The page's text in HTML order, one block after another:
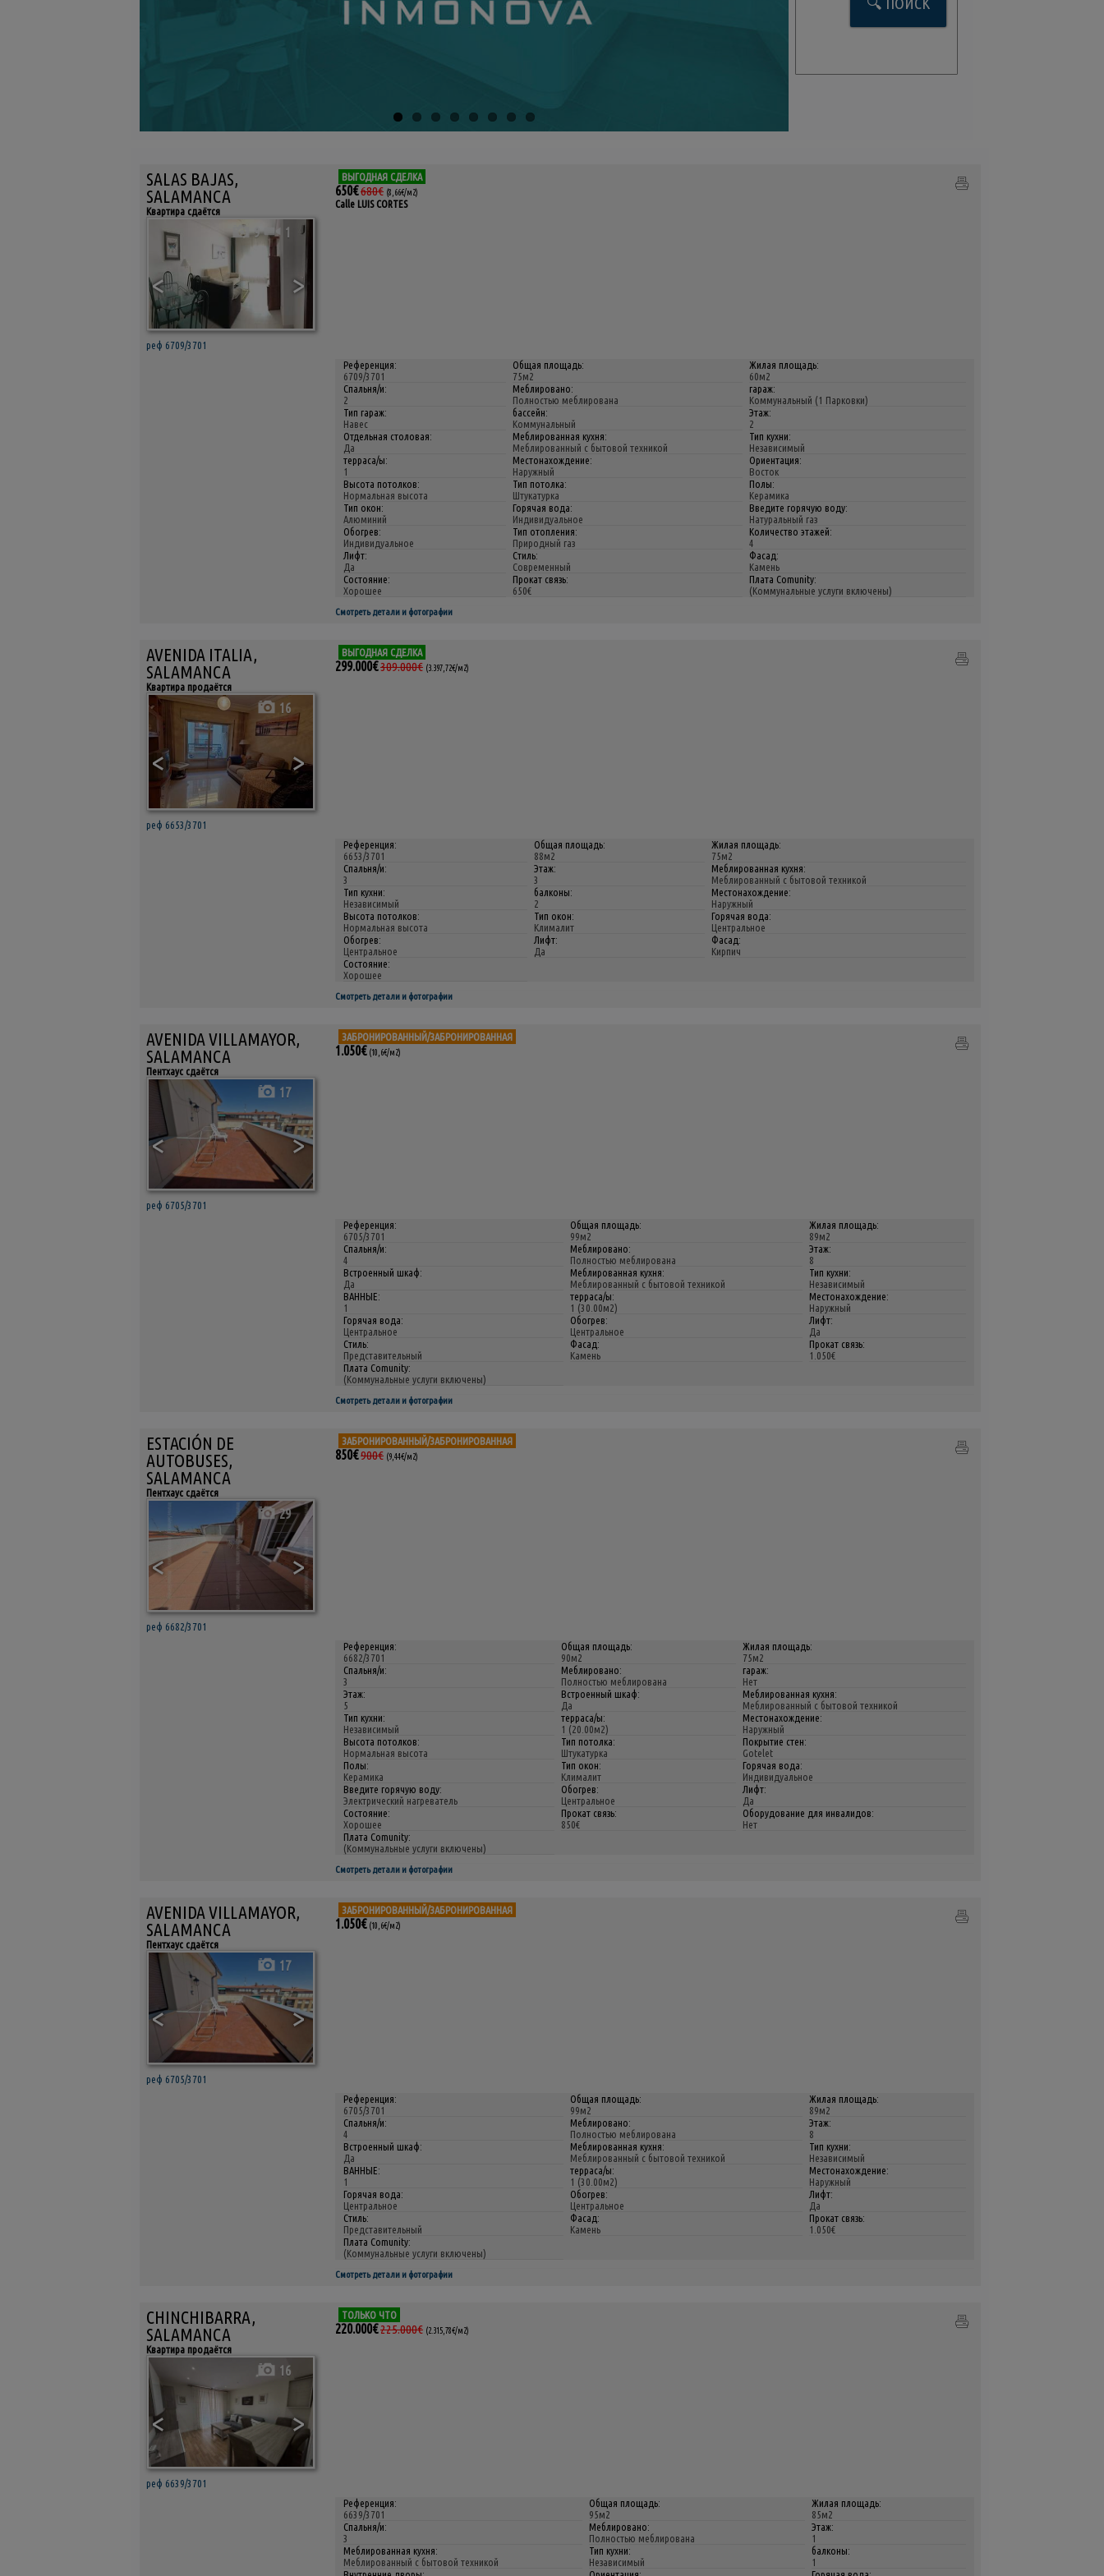
SALAS BAJAS,
SALAMANCA
Квартира сдаётся
< >
9 1
реф 6709/3701
ВЫГОДНАЯ СДЕЛКА
650€680€ (8,66€/м2)
Calle LUIS CORTES
Референция:
6709/3701
Общая площадь:
75м2
Жилая площадь:
60м2
Спальня/и:
2
Меблировано:
Полностью меблирована
гараж:
Коммунальный (1 Парковки)
Тип гараж:
Навес
бассейн:
Коммунальный
Этаж:
2
Отдельная столовая:
Да
Меблированная кухня:
Меблированный с бытовой техникой
Тип кухни:
Независимый
терраса/ы:
1
Местонахождение:
Наружный
Ориентация:
Восток
Высота потолков:
Нормальная высота
Тип потолка:
Штукатурка
Полы:
Керамика
Тип окон:
Алюминий
Горячая вода:
Индивидуальное
Введите горячую воду:
Натуральный газ
Обогрев:
Индивидуальное
Тип отопления:
Природный газ
Количество этажей:
4
Лифт:
Да
Стиль:
Современный
Фасад:
Камень
Состояние:
Хорошее
Прокат связь:
650€
Плата Comunity:
(Коммунальные услуги включены)
Смотреть детали и фотографии
AVENIDA ITALIA,
SALAMANCA
Квартира продаётся
< >
16
реф 6653/3701
ВЫГОДНАЯ СДЕЛКА
299.000€309.000€ (3.397,72€/м2)
Референция:
6653/3701
Общая площадь:
88м2
Жилая площадь:
75м2
Спальня/и:
3
Этаж:
3
Меблированная кухня:
Меблированный с бытовой техникой
Тип кухни:
Независимый
балконы:
2
Местонахождение:
Наружный
Высота потолков:
Нормальная высота
Тип окон:
Клималит
Горячая вода:
Центральное
Обогрев:
Центральное
Лифт:
Да
Фасад:
Кирпич
Состояние:
Хорошее
Смотреть детали и фотографии
AVENIDA VILLAMAYOR,
SALAMANCA
Пентхаус сдаётся
< >
17
реф 6705/3701
ЗАБРОНИРОВАННЫЙ/ЗАБРОНИРОВАННАЯ
1.050€ (10,6€/м2)
Референция:
6705/3701
Общая площадь:
99м2
Жилая площадь:
89м2
Спальня/и:
4
Меблировано:
Полностью меблирована
Этаж:
8
Встроенный шкаф:
Да
Меблированная кухня:
Меблированный с бытовой техникой
Тип кухни:
Независимый
ВАННЫЕ:
1
терраса/ы:
1 (30.00м2)
Местонахождение:
Наружный
Горячая вода:
Центральное
Обогрев:
Центральное
Лифт:
Да
Стиль:
Представительный
Фасад:
Камень
Прокат связь:
1.050€
Плата Comunity:
(Коммунальные услуги включены)
Смотреть детали и фотографии
ESTACIÓN DE
AUTOBUSES,
SALAMANCA
Пентхаус сдаётся
< >
29
реф 6682/3701
ЗАБРОНИРОВАННЫЙ/ЗАБРОНИРОВАННАЯ
850€900€ (9,44€/м2)
Референция:
6682/3701
Общая площадь:
90м2
Жилая площадь:
75м2
Спальня/и:
3
Меблировано:
Полностью меблирована
гараж:
Нет
Этаж:
5
Встроенный шкаф:
Да
Меблированная кухня:
Меблированный с бытовой техникой
Тип кухни:
Независимый
терраса/ы:
1 (20.00м2)
Местонахождение:
Наружный
Высота потолков:
Нормальная высота
Тип потолка:
Штукатурка
Покрытие стен:
Gotelet
Полы:
Керамика
Тип окон:
Клималит
Горячая вода:
Индивидуальное
Введите горячую воду:
Электрический нагреватель
Обогрев:
Центральное
Лифт:
Да
Состояние:
Хорошее
Прокат связь:
850€
Оборудование для инвалидов:
Нет
Плата Comunity:
(Коммунальные услуги включены)
Смотреть детали и фотографии
AVENIDA VILLAMAYOR,
SALAMANCA
Пентхаус сдаётся
< >
17
реф 6705/3701
ЗАБРОНИРОВАННЫЙ/ЗАБРОНИРОВАННАЯ
1.050€ (10,6€/м2)
Референция:
6705/3701
Общая площадь:
99м2
Жилая площадь:
89м2
Спальня/и:
4
Меблировано:
Полностью меблирована
Этаж:
8
Встроенный шкаф:
Да
Меблированная кухня:
Меблированный с бытовой техникой
Тип кухни:
Независимый
ВАННЫЕ:
1
терраса/ы:
1 (30.00м2)
Местонахождение:
Наружный
Горячая вода:
Центральное
Обогрев:
Центральное
Лифт:
Да
Стиль:
Представительный
Фасад:
Камень
Прокат связь:
1.050€
Плата Comunity:
(Коммунальные услуги включены)
Смотреть детали и фотографии
CHINCHIBARRA,
SALAMANCA
Квартира продаётся
< >
16
реф 6639/3701
ТОЛЬКО ЧТО
220.000€225.000€ (2.315,78€/м2)
Референция:
6639/3701
Общая площадь:
95м2
Жилая площадь:
85м2
Спальня/и:
3
Меблировано:
Полностью меблирована
Этаж:
1
Меблированная кухня:
Меблированный с бытовой техникой
Тип кухни:
Независимый
балконы:
1